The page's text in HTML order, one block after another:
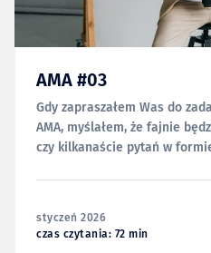
AMA #03
Gdy zapraszałem Was do
AMA, myślałem, że fajnie
czy kilkanaście pytań w
wszystko niezwłocznie.
styczeń 2026
czas czytania: 72 min